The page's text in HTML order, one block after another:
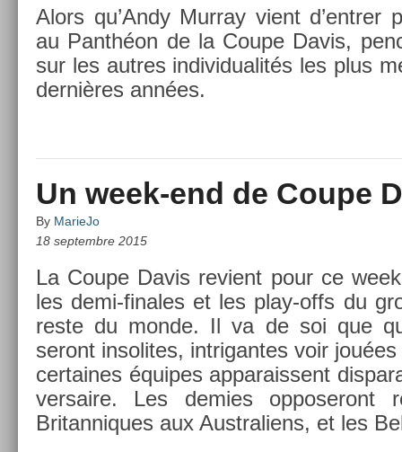
Alors qu’Andy Mur­ray vient d’entr­er
au Panthéon de la Coupe Davis,
sur les aut­res in­dividualités les plus
dernières années.
Un week-end de Coupe
By MarieJo
18 septembre 2015
La Coupe Davis re­vient pour ce
les demi-finales et les play-offs du
reste du monde. Il va de soi que
seront in­solites, in­trigan­tes voir jouées
cer­taines équipes ap­parais­sent
versaire. Les de­m­ies op­poseront
Britan­niques aux Australiens, et les